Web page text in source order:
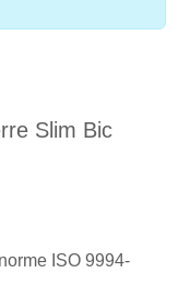
Slim Bic
ISO 9994-